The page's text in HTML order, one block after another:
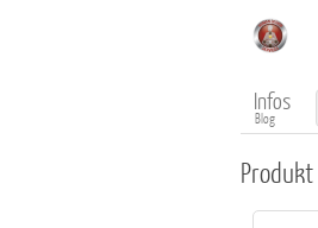
Infos
Blog
Produkt